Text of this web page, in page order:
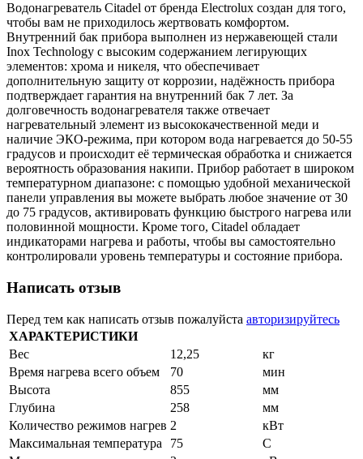
Условия возврата товара
Обмен и возврат товара
Вакансии
Контакты
Водонагреватель Citadel от бренда Electrolux создан для того,
чтобы вам не приходилось жертвовать комфортом.
Внутренний бак прибора выполнен из нержавеющей стали
Inox Technology с высоким содержанием легирующих
элементов: хрома и никеля, что обеспечивает
дополнительную защиту от коррозии, надёжность прибора
подтверждает гарантия на внутренний бак 7 лет. За
долговечность водонагревателя также отвечает
нагревательный элемент из высококачественной меди и
наличие ЭКО-режима, при котором вода нагревается до 50-55
градусов и происходит её термическая обработка и снижается
вероятность образования накипи. Прибор работает в широком
температурном диапазоне: с помощью удобной механической
панели управления вы можете выбрать любое значение от 30
до 75 градусов, активировать функцию быстрого нагрева или
половинной мощности. Кроме того, Citadel обладает
индикаторами нагрева и работы, чтобы вы самостоятельно
контролировали уровень температуры и состояние прибора.
Написать отзыв
Перед тем как написать отзыв пожалуйста авторизируйтесь
ХАРАКТЕРИСТИКИ
Вес
12,25
кг
Время нагрева всего объем
70
мин
Высота
855
мм
Глубина
258
мм
Количество режимов нагрев 2
кВт
Максимальная температура
75
С